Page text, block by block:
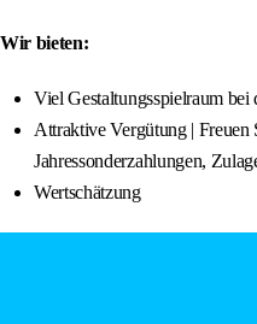
Wir bieten:
Viel Gestaltungsspielraum
Attraktive Vergütung |
Jahressonderzahlungen,
Wertschätzung